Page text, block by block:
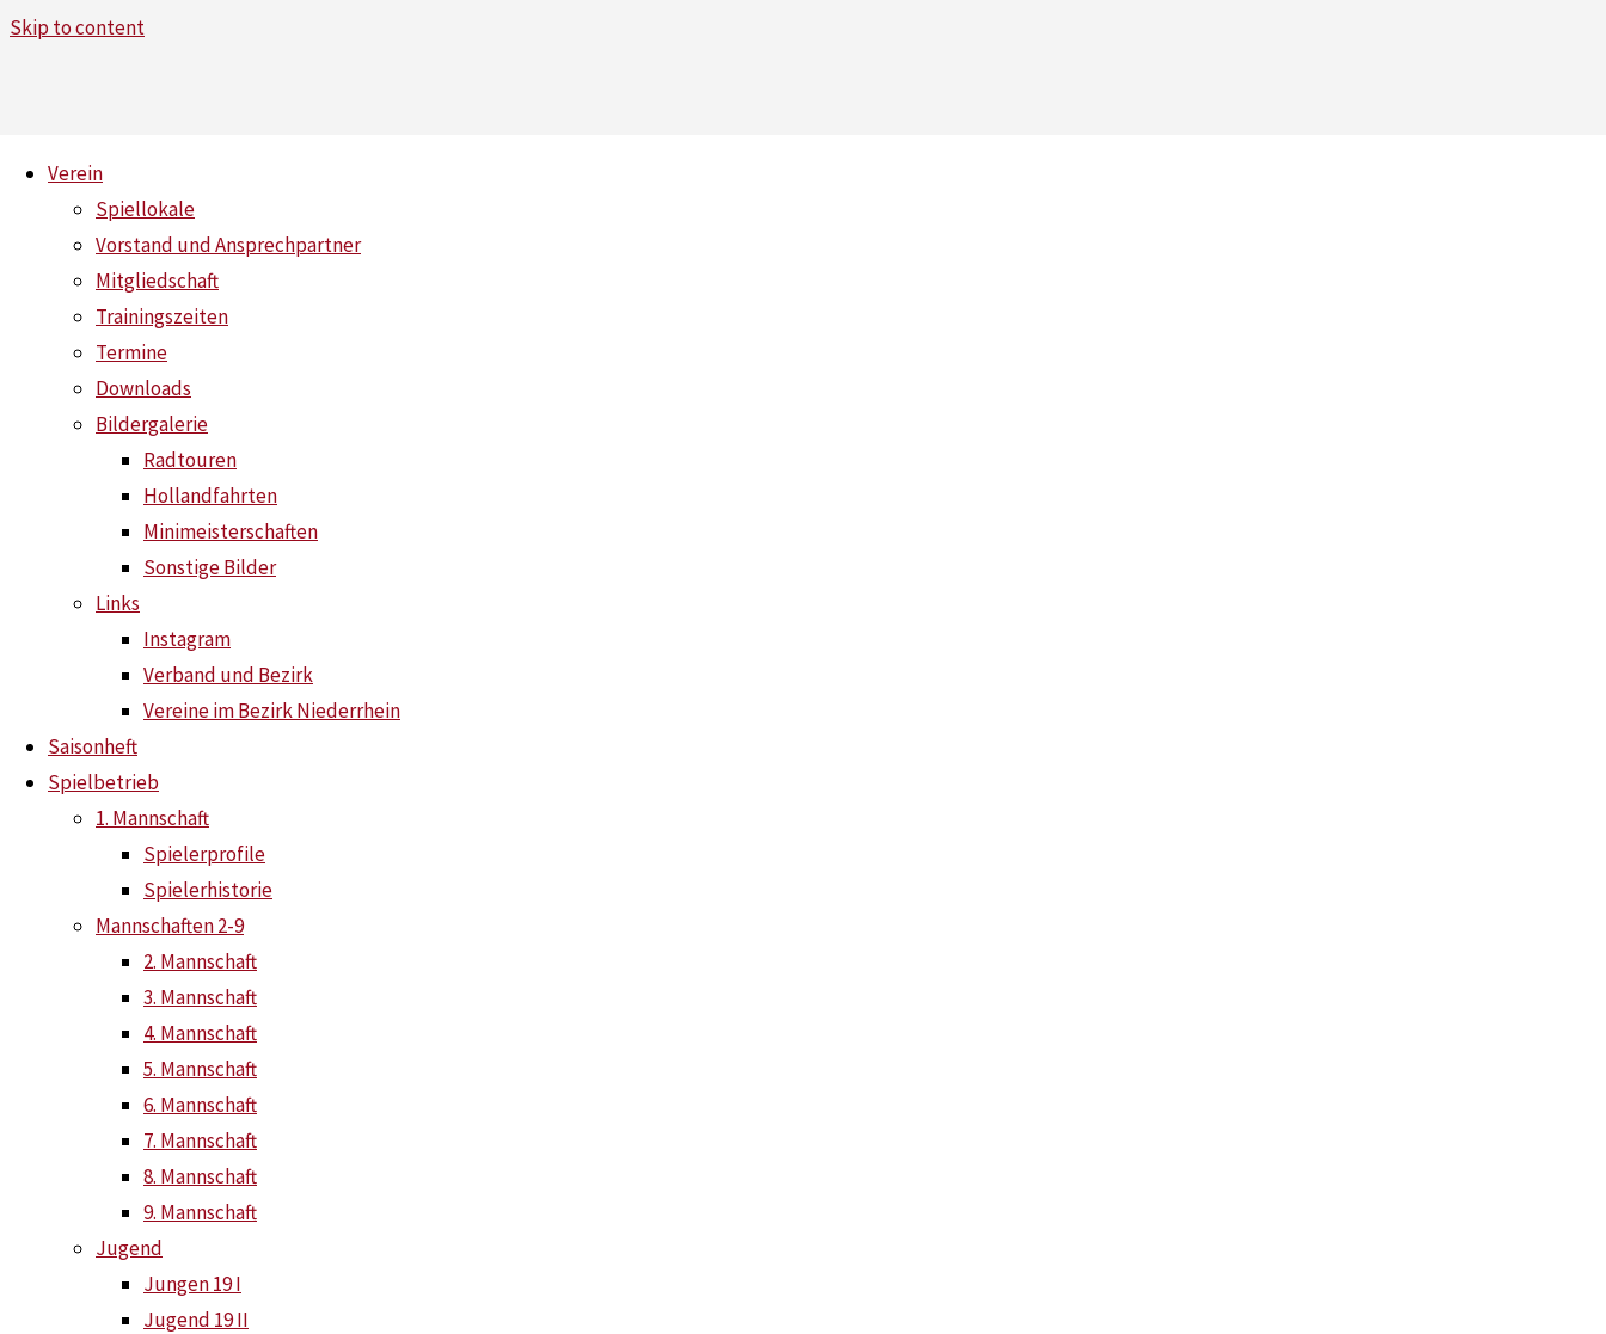
Skip to content
Verein
Spiellokale
Vorstand und Ansprechpartner
Mitgliedschaft
Trainingszeiten
Termine
Downloads
Bildergalerie
Radtouren
Hollandfahrten
Minimeisterschaften
Sonstige Bilder
Links
Instagram
Verband und Bezirk
Vereine im Bezirk Niederrhein
Saisonheft
Spielbetrieb
1. Mannschaft
Spielerprofile
Spielerhistorie
Mannschaften 2-9
2. Mannschaft
3. Mannschaft
4. Mannschaft
5. Mannschaft
6. Mannschaft
7. Mannschaft
8. Mannschaft
9. Mannschaft
Jugend
Jungen 19 I
Jugend 19 II
Jugend 15
Jugend 15
Saison 2026/2027 (
Aufstellung:
Jonas Lüdecke
Jan Haese
Ajanth Thiruvekaran
Saison 2025/2026 (
Jonas Lüdecke
Moritz Möhlenbrock
Jan Haese
Ajanth Thiruvekaran